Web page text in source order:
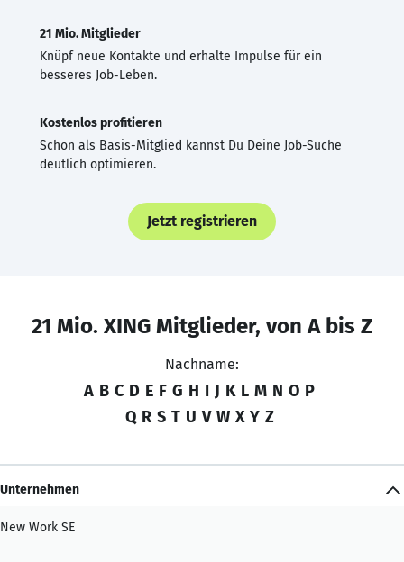
21 Mio. Mitglieder
Knüpf neue Kontakte und erhalte Impulse für ein
besseres Job-Leben.
Kostenlos profitieren
Schon als Basis-Mitglied kannst Du Deine Job-Suche
deutlich optimieren.
Jetzt registrieren
21 Mio. XING Mitglieder, von A bis Z
Nachname:
A B C D E F G H I J K L M N O P
Q R S T U V W X Y Z
Unternehmen
New Work SE